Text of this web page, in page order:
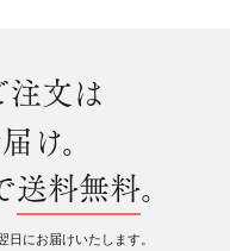
注文は
け。
送料無料。
にお届けいたします。